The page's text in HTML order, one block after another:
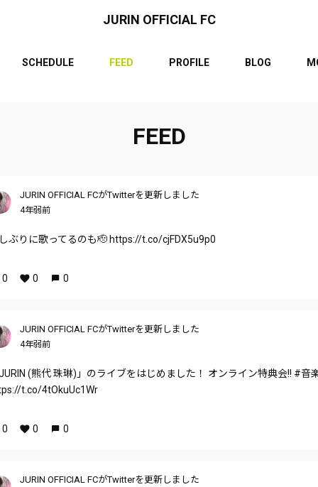
JURIN OFFICIAL FC
SCHEDULE FEED PROFILE BLOG
FEED
JURIN OFFICIAL FCがTwitterを更新しました
4年弱前
ぶりに歌ってるのも🫡 https://t.co/cjFDX5u9p0
0 0 0
JURIN OFFICIAL FCがTwitterを更新しました
4年弱前
(熊代 珠琳)」のライブをはじめました！ オンライン特典会!! #音
t.co/4tOkuUc1Wr
0 0 0
JURIN OFFICIAL FCがTwitterを更新しました